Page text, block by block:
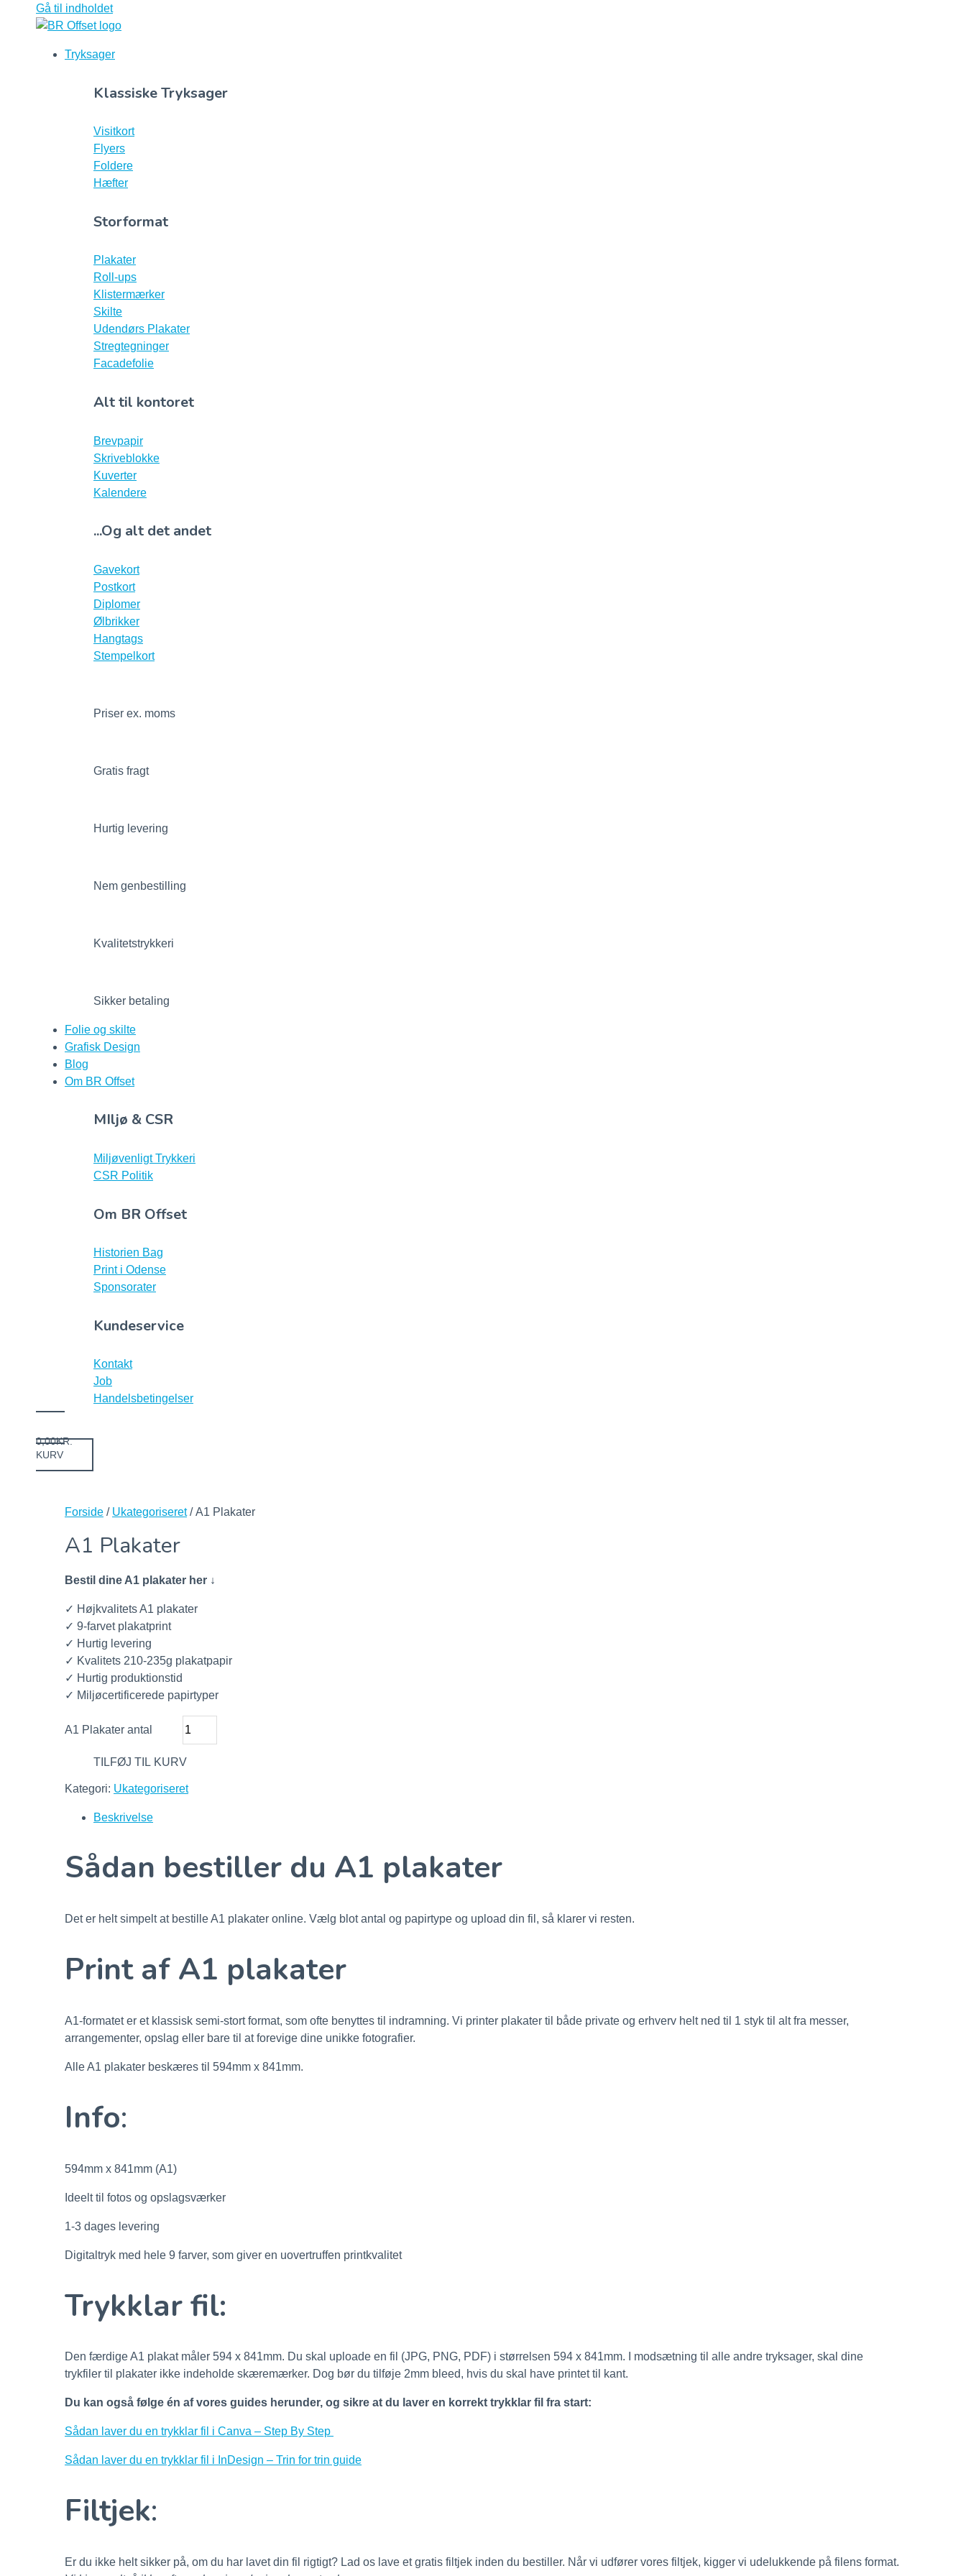
Gå til indholdet
Tryksager
Klassiske Tryksager
Visitkort
Flyers
Foldere
Hæfter
Storformat
Plakater
Roll-ups
Klistermærker
Skilte
Udendørs Plakater
Stregtegninger
Facadefolie
Alt til kontoret
Brevpapir
Skriveblokke
Kuverter
Kalendere
...Og alt det andet
Gavekort
Postkort
Diplomer
Ølbrikker
Hangtags
Stempelkort
Priser ex. moms
Gratis fragt
Hurtig levering
Nem genbestilling
Kvalitetstrykkeri
Sikker betaling
Folie og skilte
Grafisk Design
Blog
Om BR Offset
MIljø & CSR
Miljøvenligt Trykkeri
CSR Politik
Om BR Offset
Historien Bag
Print i Odense
Sponsorater
Kundeservice
Kontakt
Job
Handelsbetingelser
0,00KR.
KURV
Forside / Ukategoriseret/ A1 Plakater
A1 Plakater
Bestil dine A1 plakater her ↓
✓ Højkvalitets A1 plakater
✓ 9-farvet plakatprint
✓ Hurtig levering
✓ Kvalitets 210-235g plakatpapir
✓ Hurtig produktionstid
✓ Miljøcertificerede papirtyper
A1 Plakater antal
TILFØJ TIL KURV
Kategori: Ukategoriseret
Beskrivelse
Sådan bestiller du A1 plakater
Det er helt simpelt at bestille A1 plakater online. Vælg blot antal og papirtype og upload din fil, så klarer vi resten.
Print af A1 plakater
A1-formatet er et klassisk semi-stort format, som ofte benyttes til indramning. Vi printer plakater til både private og erhverv helt ned til 1 styk til alt fra messer,
arrangementer, opslag eller bare til at forevige dine unikke fotografier.
Alle A1 plakater beskæres til 594mm x 841mm.
Info:
594mm x 841mm (A1)
Ideelt til fotos og opslagsværker
1-3 dages levering
Digitaltryk med hele 9 farver, som giver en uovertruffen printkvalitet
Trykklar fil:
Den færdige A1 plakat måler 594 x 841mm. Du skal uploade en fil (JPG, PNG, PDF) i størrelsen 594 x 841mm. I modsætning til alle andre tryksager, skal dine
trykfiler til plakater ikke indeholde skæremærker. Dog bør du tilføje 2mm bleed, hvis du skal have printet til kant.
Du kan også følge én af vores guides herunder, og sikre at du laver en korrekt trykklar fil fra start:
Sådan laver du en trykklar fil i Canva – Step By Step
Sådan laver du en trykklar fil i InDesign – Trin for trin guide
Filtjek:
Er du ikke helt sikker på, om du har lavet din fil rigtigt? Lad os lave et gratis filtjek inden du bestiller. Når vi udfører vores filtjek, kigger vi udelukkende på filens format.